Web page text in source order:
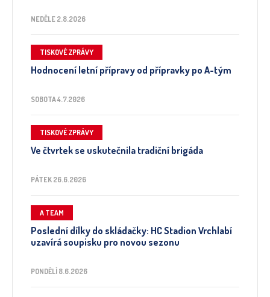
NEDĚLE 2.8.2026
TISKOVÉ ZPRÁVY
Hodnocení letní přípravy od přípravky po A-tým
SOBOTA 4.7.2026
TISKOVÉ ZPRÁVY
Ve čtvrtek se uskutečnila tradiční brigáda
PÁTEK 26.6.2026
A TEAM
Poslední dílky do skládačky: HC Stadion Vrchlabí
uzavírá soupisku pro novou sezonu
PONDĚLÍ 8.6.2026